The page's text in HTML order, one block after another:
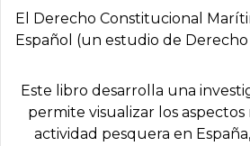
El Derecho Constitucional
Español (un estudio de
Este libro desarrolla una
permite visualizar los
actividad pesquera en